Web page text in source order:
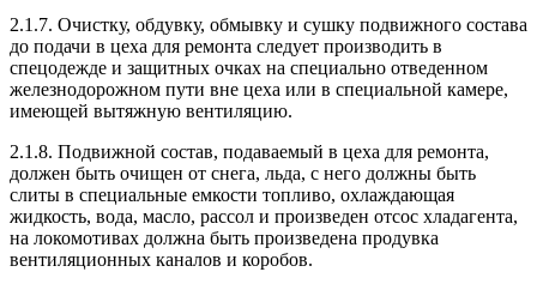
2.1.7. Очистку, обдувку, обмывку и сушку подвижного состава
до подачи в цеха для ремонта следует производить в
спецодежде и защитных очках на специально отведенном
железнодорожном пути вне цеха или в специальной камере,
имеющей вытяжную вентиляцию.
2.1.8. Подвижной состав, подаваемый в цеха для ремонта,
должен быть очищен от снега, льда, с него должны быть
слиты в специальные емкости топливо, охлаждающая
жидкость, вода, масло, рассол и произведен отсос хладагента,
на локомотивах должна быть произведена продувка
вентиляционных каналов и коробов.